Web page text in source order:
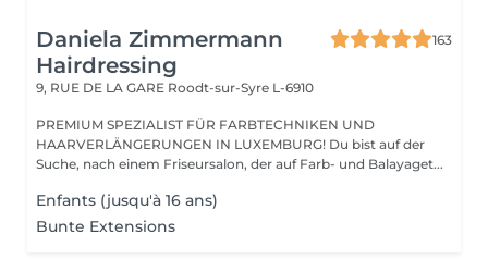
Daniela Zimmermann
Hairdressing
163
9, RUE DE LA GARE Roodt-sur-Syre L-6910
PREMIUM SPEZIALIST FÜR FARBTECHNIKEN UND
HAARVERLÄNGERUNGEN IN LUXEMBURG! Du bist auf der
Suche, nach einem Friseursalon, der auf Farb- und Balayaget...
Enfants (jusqu'à 16 ans)
Bunte Extensions